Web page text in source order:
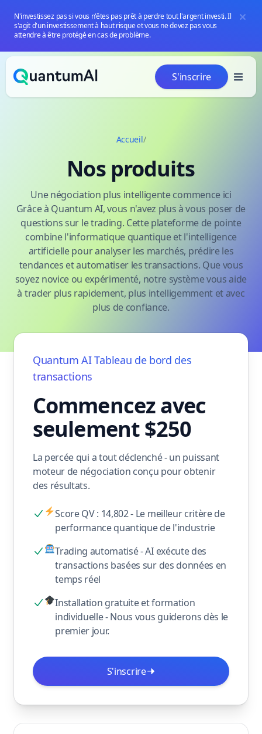
N'investissez pas si vous n'êtes pas prêt à perdre tout l'argent investi. Il
s'agit d'un investissement à haut risque et vous ne devez pas vous
attendre à être protégé en cas de problème.
Aller au contenu
S'inscrire
Accueil/
Nos produits
Une négociation plus intelligente commence ici
Grâce à Quantum AI, vous n'avez plus à vous poser de
questions sur le trading. Cette plateforme de pointe
combine l'informatique quantique et l'intelligence
artificielle pour analyser les marchés, prédire les
tendances et automatiser les transactions. Que vous
soyez novice ou expérimenté, notre système vous aide
à trader plus rapidement, plus intelligemment et avec
plus de confiance.
Quantum AITableau de bord des
transactions
Commencez avec
seulement $250
La percée qui a tout déclenché - un puissant
moteur de négociation conçu pour obtenir
des résultats.
Score QV : 14,802 - Le meilleur critère de
performance quantique de l'industrie
Trading automatisé - AI exécute des
transactions basées sur des données en
temps réel
Installation gratuite et formation
individuelle - Nous vous guiderons dès le
premier jour.
S'inscrire